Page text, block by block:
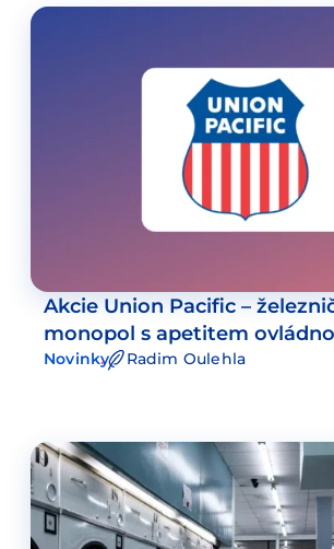
Akcie Union Pacific –
monopol s apetitem
Novinky Radim Oulehla